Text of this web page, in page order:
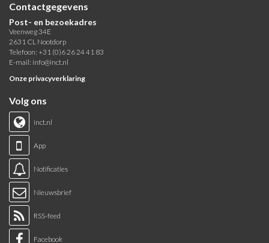
Contactgegevens
Post- en bezoekadres
Veenweg 34E
2631 CL Nootdorp
Telefoon: +31 (0)6 26 24 41 83
E-mail: info@inct.nl
Onze privacyverklaring
Volg ons
inct.nl
App
Notificaties
Nieuwsbrief
RSS-feed
Facebook